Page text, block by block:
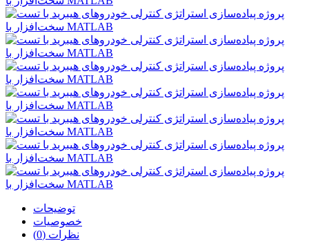
توضیحات
خصوصیات
نظرات (0)